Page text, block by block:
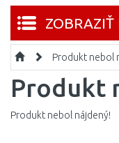
ZOBRAZIŤ
Produkt nebol
Produkt
Produkt nebol nájdený!